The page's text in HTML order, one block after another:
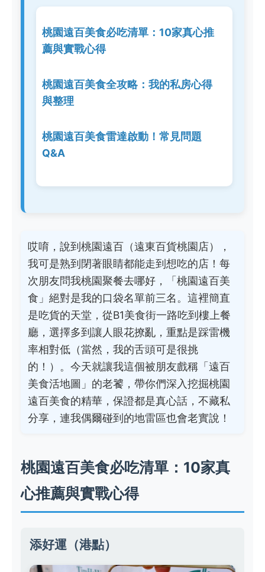
桃園遠百美食必吃清單：10家真心推
薦與實戰心得
桃園遠百美食全攻略：我的私房心得
與整理
桃園遠百美食雷達啟動！常見問題
Q&A
哎唷，說到桃園遠百（遠東百貨桃園店），
我可是熟到閉著眼睛都能走到想吃的店！每
次朋友問我桃園聚餐去哪好，「桃園遠百美
食」絕對是我的口袋名單前三名。這裡簡直
是吃貨的天堂，從B1美食街一路吃到樓上餐
廳，選擇多到讓人眼花撩亂，重點是踩雷機
率相對低（當然，我的舌頭可是很挑
的！）。今天就讓我這個被朋友戲稱「遠百
美食活地圖」的老饕，帶你們深入挖掘桃園
遠百美食的精華，保證都是真心話，不藏私
分享，連我偶爾碰到的地雷區也會老實說！
桃園遠百美食必吃清單：10家真
心推薦與實戰心得
添好運（港點）